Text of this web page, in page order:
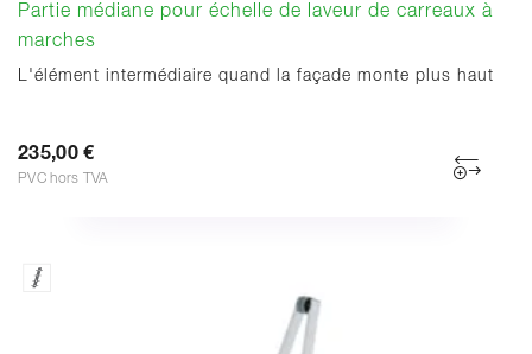
Partie médiane pour échelle de laveur de carreaux à
marches
L'élément intermédiaire quand la façade monte plus haut
235,00 €
PVC hors TVA